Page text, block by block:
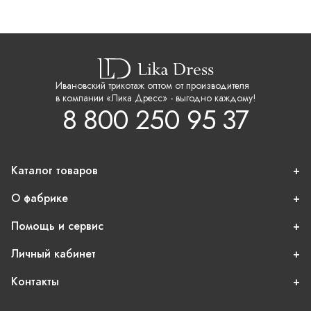
Ивановский трикотаж оптом от производителя
в компании «Лика Дресс» - выгодно каждому!
8 800 250 95 37
Каталог товаров
О фабрике
Помощь и сервис
Личный кабинет
Контакты